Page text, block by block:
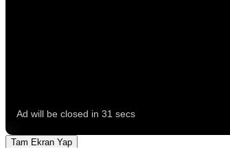
Tam Ekran Yap